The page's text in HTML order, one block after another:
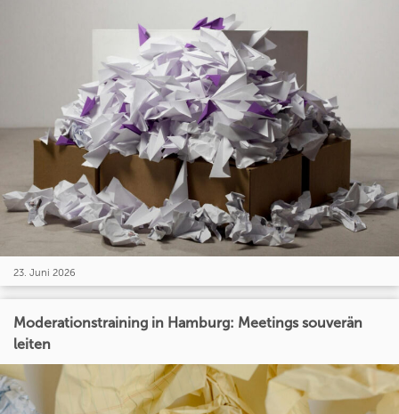
23. Juni 2026
Moderationstraining in Hamburg: Meetings souverän
leiten